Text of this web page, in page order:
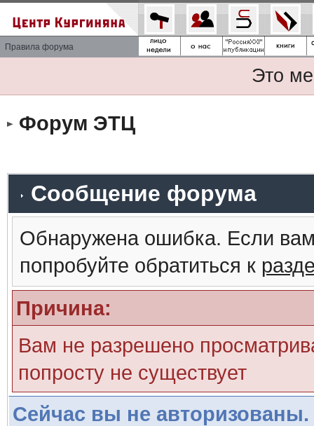
Правила форума
Это
Форум ЭТЦ
Сообщение форума
Обнаружена ошибка. Если
попробуйте обратиться к
Причина:
Вам не разрешено
попросту не существует
Сейчас вы не авторизованы.